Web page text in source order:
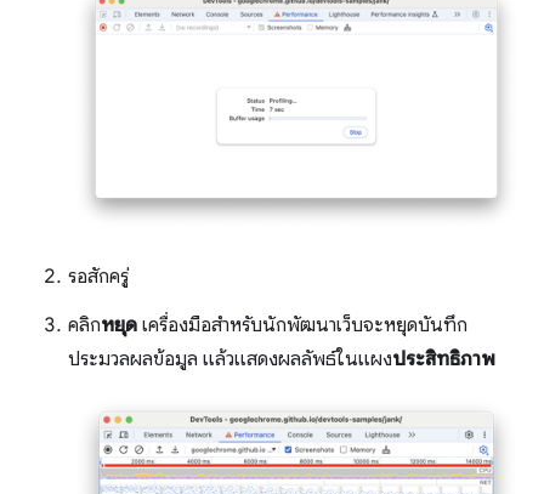
รอสักครู่
คลิกหยุด เครื่องมือสำหรับนักพัฒนาเว็บจะหยุดบันทึก
ประมวลผลข้อมูล แล้วแสดงผลลัพธ์ในแผงประสิทธิภาพ